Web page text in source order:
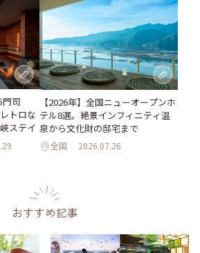
門司
トロな
ステイ
【2026年】全国ニューオープンホ
テル8選。絶景インフィニティ温
泉から文化財の邸宅まで
全国 2026.07.26
おすすめ記事